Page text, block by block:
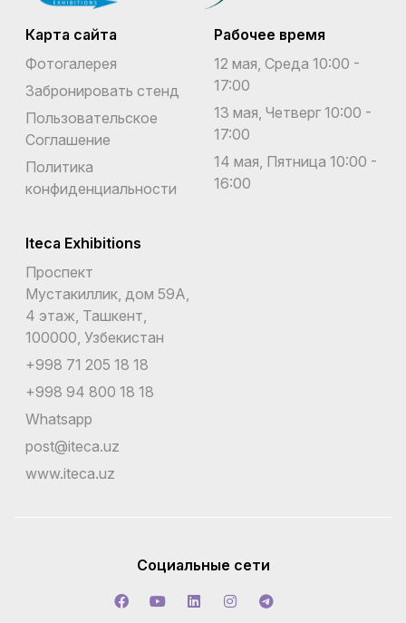
Карта сайта
Фотогалерея
Забронировать стенд
Пользовательское
Соглашение
Политика
конфиденциальности
Рабочее время
12 мая, Среда 10:00 -
17:00
13 мая, Четверг 10:00 -
17:00
14 мая, Пятница 10:00 -
16:00
Iteca Exhibitions
Проспект
Мустакиллик, дом 59А,
4 этаж, Ташкент,
100000, Узбекистан
+998 71 205 18 18
+998 94 800 18 18
Whatsapp
post@iteca.uz
www.iteca.uz
Социальные сети